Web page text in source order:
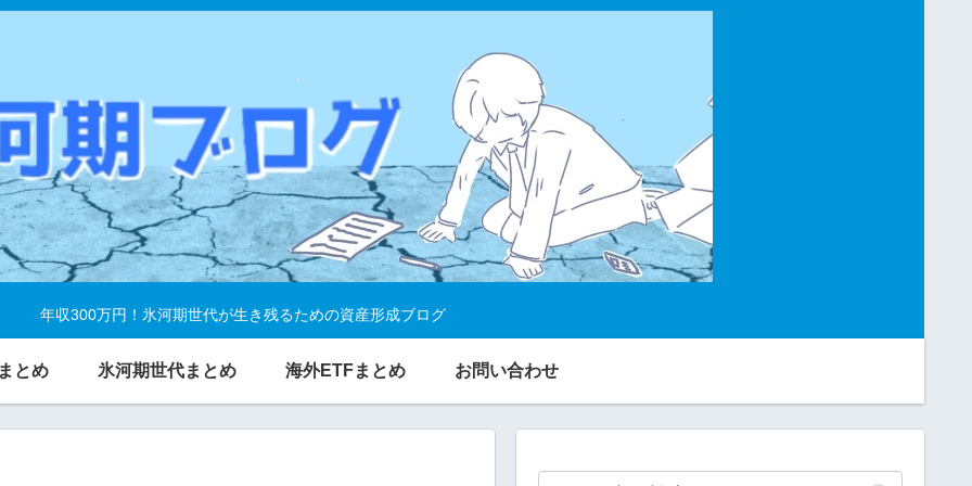
年収300万円！氷河期世代が生き残るための資産形成ブログ
とめ 氷河期世代まとめ 海外ETFまとめ お問い合わせ